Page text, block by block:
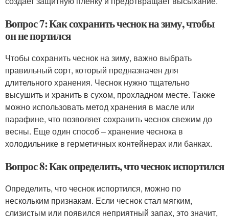
Вопрос 7: Как сохранить чеснок на зиму, чтобы
он не портился
Чтобы сохранить чеснок на зиму, важно выбрать
правильный сорт, который предназначен для
длительного хранения. Чеснок нужно тщательно
высушить и хранить в сухом, прохладном месте. Также
можно использовать метод хранения в масле или
парафине, что позволяет сохранить чеснок свежим до
весны. Еще один способ – хранение чеснока в
холодильнике в герметичных контейнерах или банках.
Вопрос 8: Как определить, что чеснок испортился
Определить, что чеснок испортился, можно по
нескольким признакам. Если чеснок стал мягким,
слизистым или появился неприятный запах, это значит,